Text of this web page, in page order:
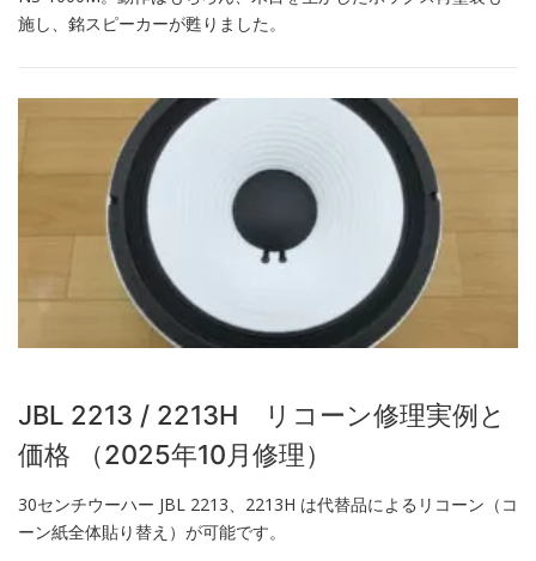
施し、銘スピーカーが甦りました。
JBL 2213 / 2213H リコーン修理実例と
価格 （2025年10月修理）
30センチウーハー JBL 2213、2213H は代替品によるリコーン（コ
ーン紙全体貼り替え）が可能です。